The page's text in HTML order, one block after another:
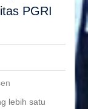
PGRI
lebih satu